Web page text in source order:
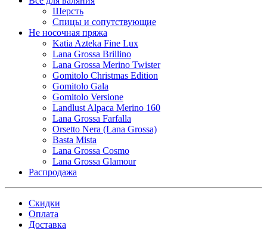
Шерсть
Спицы и сопутствующие
Не носочная пряжа
Katia Azteka Fine Lux
Lana Grossa Brillino
Lana Grossa Merino Twister
Gomitolo Christmas Edition
Gomitolo Gala
Gomitolo Versione
Landlust Alpaca Merino 160
Lana Grossa Farfalla
Orsetto Nera (Lana Grossa)
Basta Mista
Lana Grossa Cosmo
Lana Grossa Glamour
Распродажа
Скидки
Оплата
Доставка